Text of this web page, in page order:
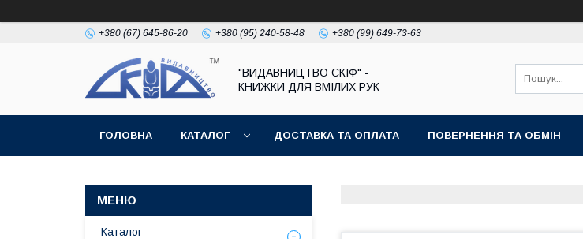
+380 (67) 645-86-20 +380 (95) 240-58-48 +380 (99) 649-73-63
"ВИДАВНИЦТВО СКІФ" -
КНИЖКИ ДЛЯ ВМІЛИХ РУК
ГОЛОВНА КАТАЛОГ ДОСТАВКА ТА ОПЛАТА ПОВЕРНЕННЯ ТА ОБМІН
Каталог